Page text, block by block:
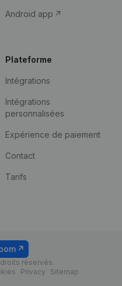
Android app
Plateforme
Intégrations
Intégrations
personnalisées
Expérience de paiement
Contact
Tarifs
réservés.
Privacy Sitemap